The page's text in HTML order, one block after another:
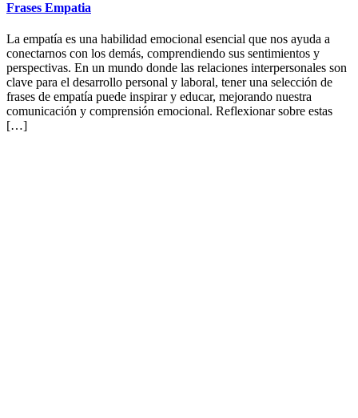
Frases Empatia
La empatía es una habilidad emocional esencial que nos ayuda a
conectarnos con los demás, comprendiendo sus sentimientos y
perspectivas. En un mundo donde las relaciones interpersonales son
clave para el desarrollo personal y laboral, tener una selección de
frases de empatía puede inspirar y educar, mejorando nuestra
comunicación y comprensión emocional. Reflexionar sobre estas
[…]